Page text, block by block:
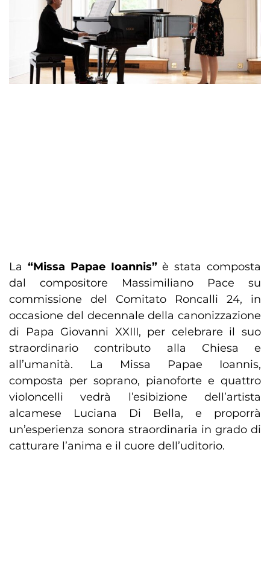
La “Missa Papae Ioannis”è stata composta
dal compositore Massimiliano Pace su
commissione del Comitato Roncalli 24, in
occasione del decennale della canonizzazione
di Papa Giovanni XXIII, per celebrare il suo
straordinario contributo alla Chiesa e
all’umanità. La Missa Papae Ioannis,
composta per soprano, pianoforte e quattro
violoncelli vedrà l’esibizione dell’artista
alcamese Luciana Di Bella, e proporrà
un’esperienza sonora straordinaria in grado di
catturare l’anima e il cuore dell’uditorio.